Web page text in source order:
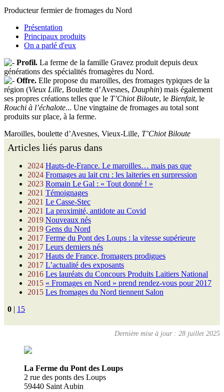
Producteur fermier de fromages du Nord
Présentation
Principaux produits
On a parlé d'eux
Profil. La ferme de la famille Gravez produit depuis deux
générations des spécialités fromagères du Nord.
Offre. Elle propose du maroilles, des fromages typiques de la
région (Vieux Lille, Boulette d’Avesnes, Dauphin) mais également
ses propres créations telles que le T’Chiot Biloute, le Bienfait, le
Rouchi à l’échalote... Une vingtaine de fromages au total sont
produits sur place, à la ferme.
Maroilles, boulette d’Avesnes, Vieux-Lille, T’Chiot Biloute
Articles liés parus dans
2024 Hauts-de-France. Le maroilles… mais pas que
2024 Fromages au lait cru : les laiteries en surpression
2023 Romain Le Gal : « Tout donné ! »
2021 Témoignages
2021 Le Casse-Stec
2021 La proximité, antidote au Covid
2019 Nouveaux nés
2019 Gens du Nord
2017 Ferme du Pont des Loups : la vitesse supérieure
2017 Leurs derniers nés
2017 Hauts de France, fromagers prodigues
2017 L’actualité des exposants
2016 Les lauréats du Concours Produits Laitiers National
2015 « Fromages en Nord » prend rendez-vous pour 2017
2015 Les fromages du Nord tiennent Salon
0 | 15
Dernière mise à jour : 28 juillet 2025
La Ferme du Pont des Loups
2 rue des ponts des Loups
59440 Saint Aubin